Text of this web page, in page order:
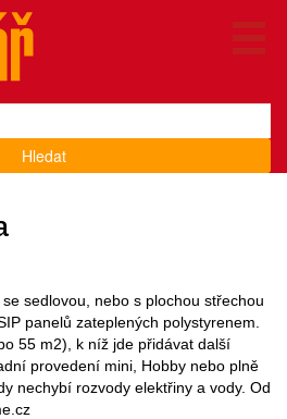
Hledat
sedlovou, nebo s plochou střechou
panelů zateplených polystyrenem.
55 m2), k níž jde přidávat další
provedení mini, Hobby nebo plně
nechybí rozvody elektřiny a vody. Od